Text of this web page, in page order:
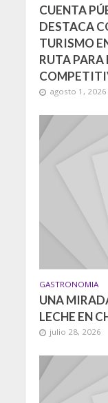
CUENTA
DESTACA
TURISMO
RUTA PARA
agosto 1, 2026
GASTRONOMIA
UNA
LECHE EN
julio 28, 2026